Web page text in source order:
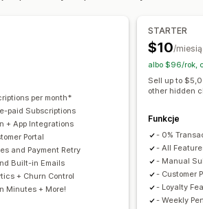
Stałe ceny
użytkowników
Ceny dynamiczne
Wyłączny dostęp
członków
per month*
paid Subscriptions
+ App Integrations
Portal
and Payment Retry
Built-in Emails
+ Churn Control
Minutes + More!
STARTER
$10/
albo $96/rok,
Sell up to
other hidden
Funkcje
- 0%
- All
- Manual
- Customer
- Loyalty
- Weekly